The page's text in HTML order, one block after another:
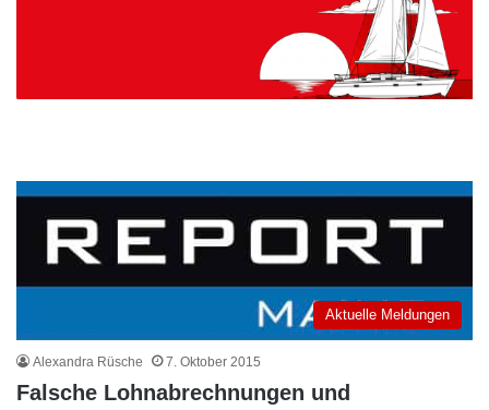
Aktuelle Meldungen
Alexandra Rüsche 7. Oktober 2015
Falsche Lohnabrechnungen und